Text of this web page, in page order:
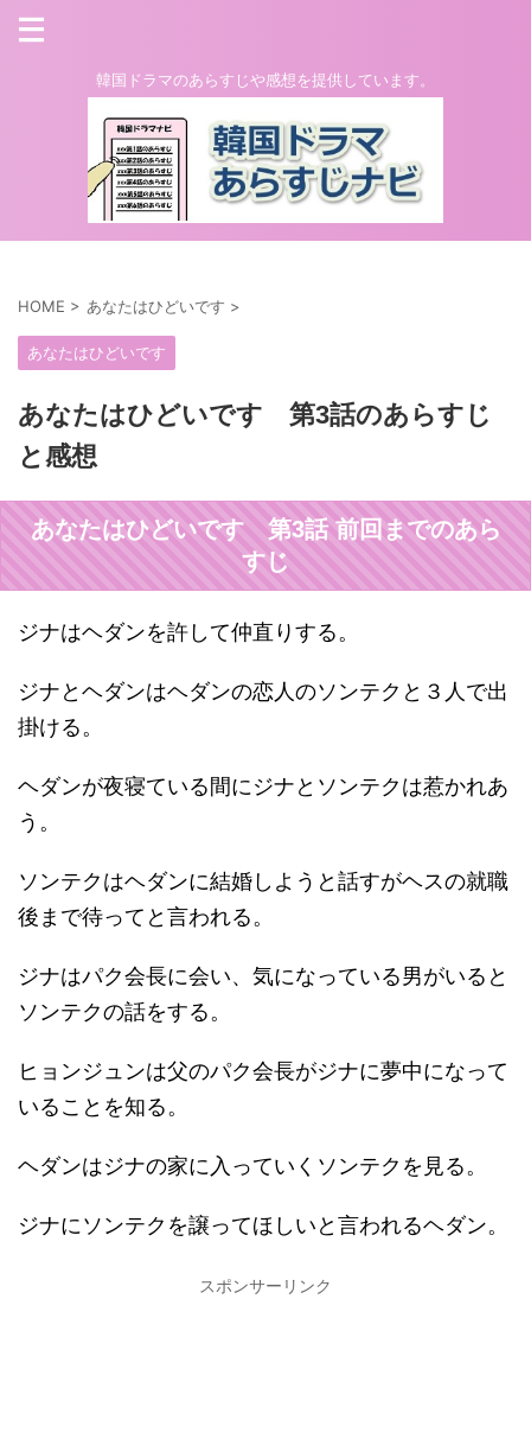
韓国ドラマのあらすじや感想を提供しています。
HOME > あなたはひどいです >
あなたはひどいです
あなたはひどいです 第3話のあらすじ
と感想
あなたはひどいです 第3話 前回までのあら
すじ
ジナはヘダンを許して仲直りする。
ジナとヘダンはヘダンの恋人のソンテクと３人で出
掛ける。
ヘダンが夜寝ている間にジナとソンテクは惹かれあ
う。
ソンテクはヘダンに結婚しようと話すがヘスの就職
後まで待ってと言われる。
ジナはパク会長に会い、気になっている男がいると
ソンテクの話をする。
ヒョンジュンは父のパク会長がジナに夢中になって
いることを知る。
ヘダンはジナの家に入っていくソンテクを見る。
ジナにソンテクを譲ってほしいと言われるヘダン。
スポンサーリンク